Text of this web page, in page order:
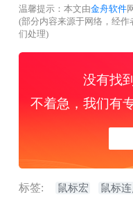
温馨提示：本文由金舟软件
(部分内容来源于网络，经
们处理)
没有找
不着急，我们有
标签: 鼠标宏 鼠标